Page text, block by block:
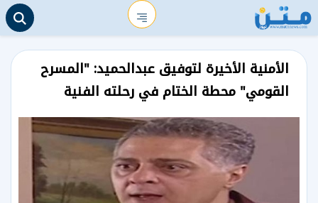
الأمنية الأخيرة لتوفيق عبدالحميد: "المسرح
القومي" محطة الختام في رحلته الفنية